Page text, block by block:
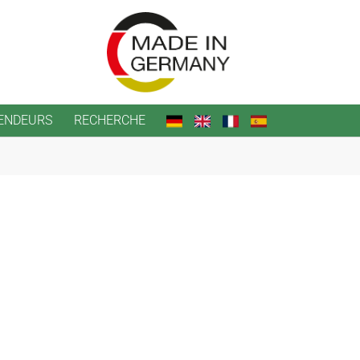
RECHERCHE